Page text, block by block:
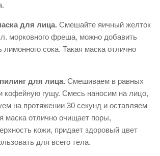
для лица. Смешайте яичный желток
морковного фреша, можно добавить
лимонного сока. Такая маска отлично
для лица. Смешиваем в равных
кофейную гущу. Смесь наносим на лицо,
на протяжении 30 секунд и оставляем
маска отлично очищает поры,
кожи, придает здоровый цвет
для всего тела.